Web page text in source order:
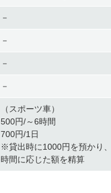
－
－
－
－
（スポーツ車）
500円/～6時間
700円/1日
※貸出時に1000円を預かり
時間に応じた額を精算